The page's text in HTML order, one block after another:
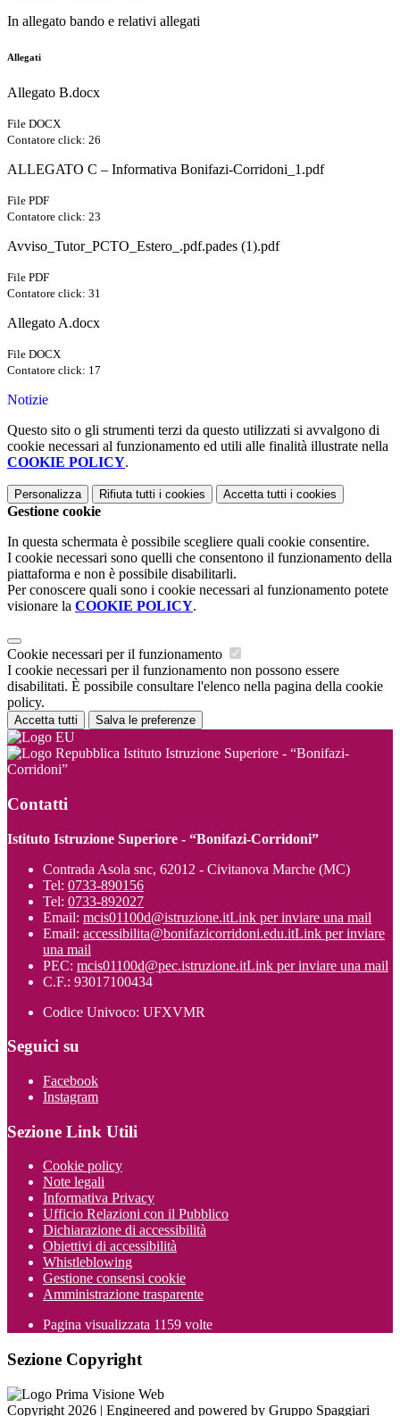
In allegato bando e relativi allegati
Allegati
Allegato B.docx
File DOCX
Contatore click: 26
ALLEGATO C – Informativa Bonifazi-Corridoni_1.pdf
File PDF
Contatore click: 23
Avviso_Tutor_PCTO_Estero_.pdf.pades (1).pdf
File PDF
Contatore click: 31
Allegato A.docx
File DOCX
Contatore click: 17
Notizie
Questo sito o gli strumenti terzi da questo utilizzati si avvalgono di
cookie necessari al funzionamento ed utili alle finalità illustrate nella
COOKIE POLICY.
Personalizza Rifiuta tutti i cookies Accetta tutti i cookies
Gestione cookie
In questa schermata è possibile scegliere quali cookie consentire.
I cookie necessari sono quelli che consentono il funzionamento della
piattaforma e non è possibile disabilitarli.
Per conoscere quali sono i cookie necessari al funzionamento potete
visionare la COOKIE POLICY.
Cookie necessari per il funzionamento
I cookie necessari per il funzionamento non possono essere
disabilitati. È possibile consultare l'elenco nella pagina della cookie
policy.
Accetta tutti Salva le preferenze
Istituto Istruzione Superiore - “Bonifazi-
Corridoni”
Contatti
Istituto Istruzione Superiore - “Bonifazi-Corridoni”
Contrada Asola snc, 62012 - Civitanova Marche (MC)
Tel: 0733-890156
Tel: 0733-892027
Email: mcis01100d@istruzione.itLink per inviare una mail
Email: accessibilita@bonifazicorridoni.edu.itLink per inviare
una mail
PEC: mcis01100d@pec.istruzione.itLink per inviare una mail
C.F.: 93017100434
Codice Univoco: UFXVMR
Seguici su
Facebook
Instagram
Sezione Link Utili
Cookie policy
Note legali
Informativa Privacy
Ufficio Relazioni con il Pubblico
Dichiarazione di accessibilità
Obiettivi di accessibilità
Whistleblowing
Gestione consensi cookie
Amministrazione trasparente
Pagina visualizzata 1159 volte
Sezione Copyright
Copyright 2026 | Engineered and powered by Gruppo Spaggiari